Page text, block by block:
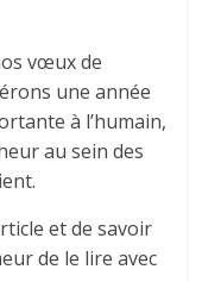
vœux de
une année
à l’humain,
au sein des
et de savoir
de le lire avec